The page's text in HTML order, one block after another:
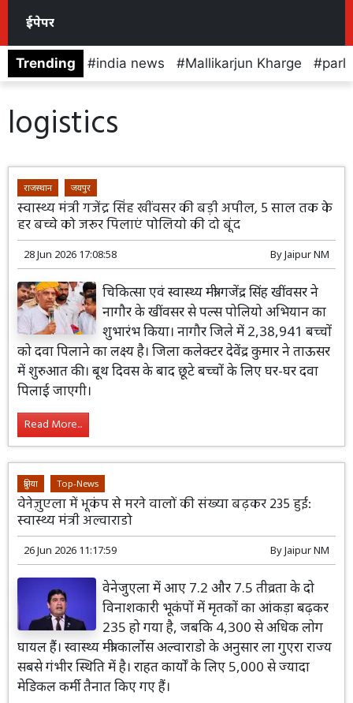
ईपेपर
Trending india news Mallikarjun Kharge
logistics
राजस्थान जयपुर
स्वास्थ्य मंत्री गजेंद्र सिंह खींवसर की बड़ी अपील, 5 साल तक के
हर बच्चे को जरूर पिलाएं पोलियो की दो बूंद
28 Jun 2026 17:08:58 ByJaipur NM
चिकित्सा एवं स्वास्थ्य मंत्री गजेंद्र सिंह खींवसर ने
नागौर के खींवसर से पल्स पोलियो अभियान का
शुभारंभ किया। नागौर जिले में 2,38,941 बच्चों
को दवा पिलाने का लक्ष्य है। जिला कलेक्टर देवेंद्र कुमार ने ताऊसर
में शुरुआत की। बूथ दिवस के बाद छूटे बच्चों के लिए घर-घर दवा
पिलाई जाएगी।
Read More...
दुनिया Top-News
वेनेज़ुएला में भूकंप से मरने वालों की संख्या बढ़कर 235 हुई:
स्वास्थ्य मंत्री अल्वाराडो
26 Jun 2026 11:17:59 ByJaipur NM
वेनेजुएला में आए 7.2 और 7.5 तीव्रता के दो
विनाशकारी भूकंपों में मृतकों का आंकड़ा बढ़कर
235 हो गया है, जबकि 4,300 से अधिक लोग
घायल हैं। स्वास्थ्य मंत्री कार्लोस अल्वाराडो के अनुसार ला गुएरा राज्य
सबसे गंभीर स्थिति में है। राहत कार्यों के लिए 5,000 से ज्यादा
मेडिकल कर्मी तैनात किए गए हैं।